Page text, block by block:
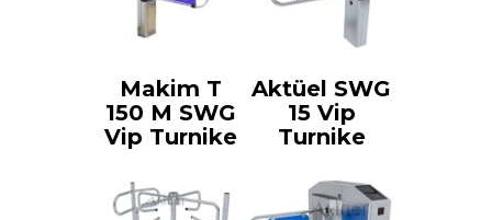
Makim T
150 M SWG
Vip Turnike
Aktüel SWG
15 Vip
Turnike